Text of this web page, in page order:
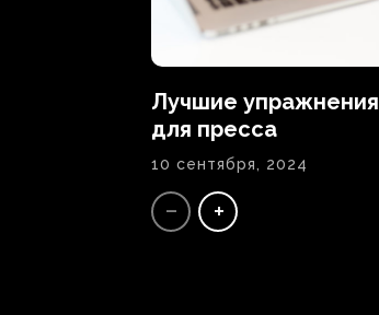
Лучшие упражнения
для пресса
10 сентября, 2024